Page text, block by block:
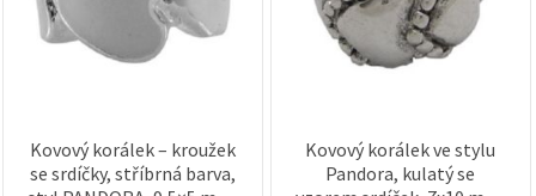
Kovový korálek – kroužek
se srdíčky, stříbrná barva,
Kovový korálek ve stylu
Pandora, kulatý se